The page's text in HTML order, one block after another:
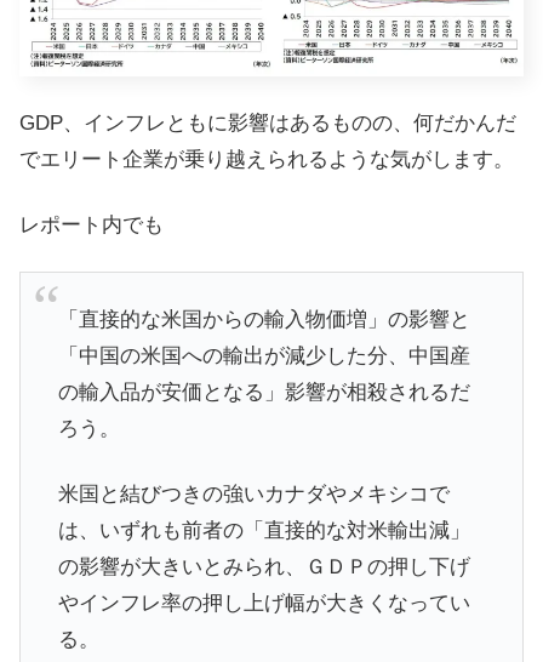
GDP、インフレともに影響はあるものの、何だかんだ
でエリート企業が乗り越えられるような気がします。
レポート内でも
「直接的な米国からの輸入物価増」の影響と
「中国の米国への輸出が減少した分、中国産
の輸入品が安価となる」影響が相殺されるだ
ろう。
米国と結びつきの強いカナダやメキシコで
は、いずれも前者の「直接的な対米輸出減」
の影響が大きいとみられ、ＧＤＰの押し下げ
やインフレ率の押し上げ幅が大きくなってい
る。